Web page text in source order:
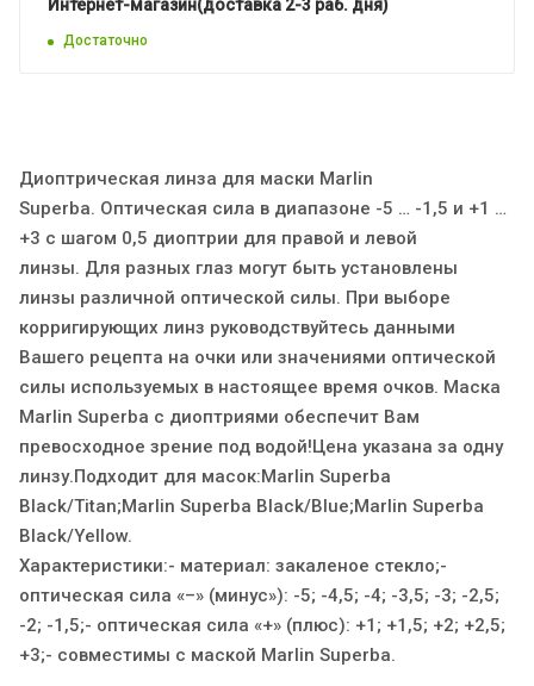
Интернет-магазин(доставка 2-3 раб. дня)
Достаточно
Диоптрическая линза для маски Marlin
Superba. Оптическая сила в диапазоне -5 … -1,5 и +1 …
+3 с шагом 0,5 диоптрии для правой и левой
линзы. Для разных глаз могут быть установлены
линзы различной оптической силы. При выборе
корригирующих линз руководствуйтесь данными
Вашего рецепта на очки или значениями оптической
силы используемых в настоящее время очков. Маска
Marlin Superba с диоптриями обеспечит Вам
превосходное зрение под водой!Цена указана за одну
линзу.Подходит для масок:Marlin Superba
Black/Titan;Marlin Superba Black/Blue;Marlin Superba
Black/Yellow.
Характеристики:- материал: закаленое стекло;-
оптическая сила «–» (минус»): -5; -4,5; -4; -3,5; -3; -2,5;
-2; -1,5;- оптическая сила «+» (плюс): +1; +1,5; +2; +2,5;
+3;- совместимы с маской Marlin Superba.